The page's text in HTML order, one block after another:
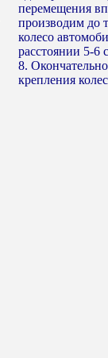
перемещения
производим до
колесо
расстоянии 5-6
8.
крепления